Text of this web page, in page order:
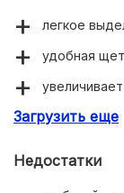
легкое
удобная
Загрузить еще
Недостатки